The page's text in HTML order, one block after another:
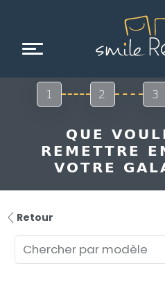
1 2 3
QUE
REMETTRE
VOTRE
Retour